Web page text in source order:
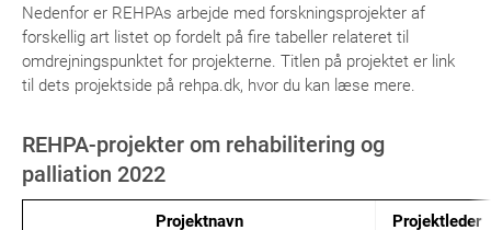
Nedenfor er REHPAs arbejde med forskningsprojekter af
forskellig art listet op fordelt på fire tabeller relateret til
omdrejningspunktet for projekterne. Titlen på projektet er link
til dets projektside på rehpa.dk, hvor du kan læse mere.
REHPA-projekter om rehabilitering og
palliation 2022
Projektnavn
Projektleder